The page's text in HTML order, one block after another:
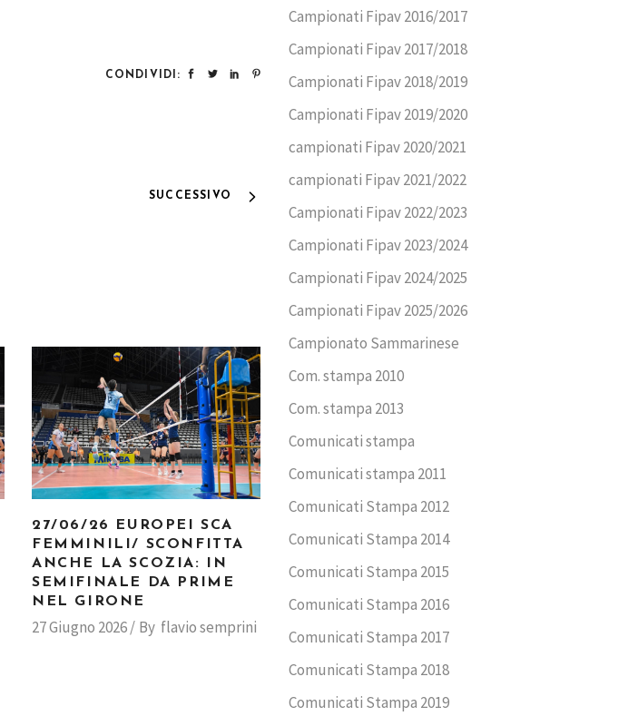
CONDIVIDI:
SUCCESSIVO
27/06/26 EUROPEI SCA
FEMMINILI/ SCONFITTA
ANCHE LA SCOZIA: IN
SEMIFINALE DA PRIME
NEL GIRONE
27 Giugno 2026 By flavio semprini
Campionati Fipav 2016/2017
Campionati Fipav 2017/2018
Campionati Fipav 2018/2019
Campionati Fipav 2019/2020
campionati Fipav 2020/2021
campionati Fipav 2021/2022
Campionati Fipav 2022/2023
Campionati Fipav 2023/2024
Campionati Fipav 2024/2025
Campionati Fipav 2025/2026
Campionato Sammarinese
Com. stampa 2010
Com. stampa 2013
Comunicati stampa
Comunicati stampa 2011
Comunicati Stampa 2012
Comunicati Stampa 2014
Comunicati Stampa 2015
Comunicati Stampa 2016
Comunicati Stampa 2017
Comunicati Stampa 2018
Comunicati Stampa 2019